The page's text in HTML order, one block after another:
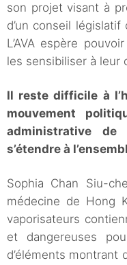
son projet visant à
d’un conseil législatif
L’AVA espère
les sensibiliser à leur
Il reste difficile à
mouvement
administrative
s’étendre à
Sophia Chan Siu-
médecine de Hong
vaporisateurs
et dangereuses
d’éléments montrant